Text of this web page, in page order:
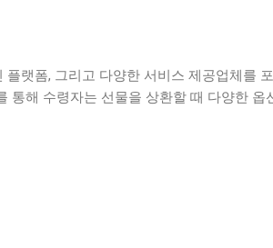
랫폼, 그리고 다양한 서비스 제공업체를
통해 수령자는 선물을 상환할 때 다양한 옵